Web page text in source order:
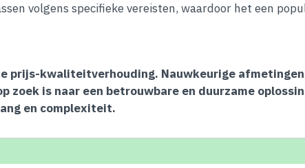
volgens specifieke vereisten, waardoor het een
kwaliteitverhouding. Nauwkeurige
zoek is naar een betrouwbare en duurzame
en complexiteit.